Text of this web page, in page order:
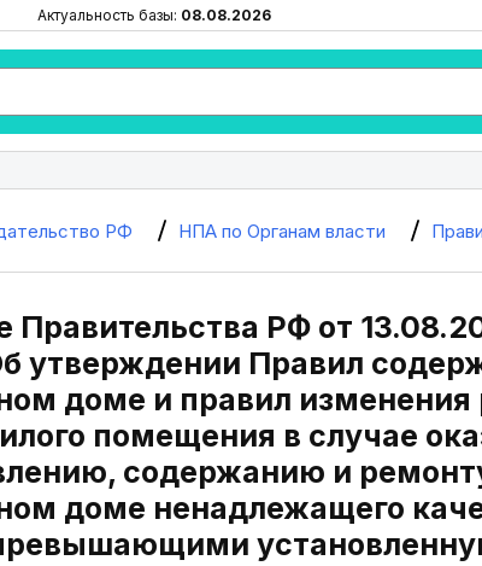
Актуальность базы: 08.08.2026
РФ НПА по Органам власти
Правительства РФ от
утверждении Правил
доме и правил изменения
помещения в случае
содержанию и
доме ненадлежащего